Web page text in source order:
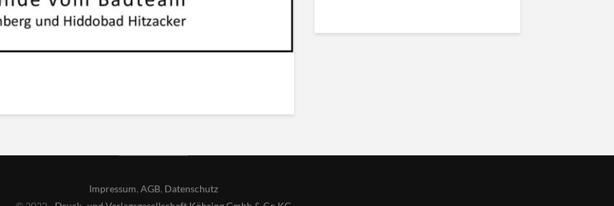
Impressum, AGB, Datenschutz